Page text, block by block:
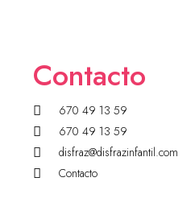
Contacto
670 49 13 59
670 49 13 59
disfraz@disfrazinfantil.com
Contacto